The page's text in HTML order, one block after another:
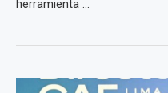
herramienta ...